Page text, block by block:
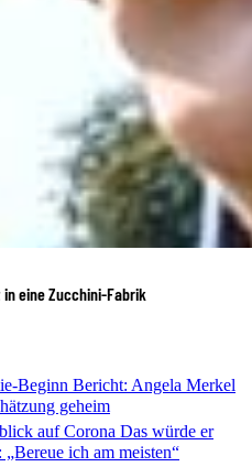
eine Zucchini-Fabrik
Beginn Bericht: Angela Merkel
geheim
auf Corona Das würde er
ich am meisten“